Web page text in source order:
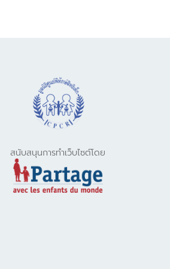
สนับสนุนการทำเว็บไซต์โดย